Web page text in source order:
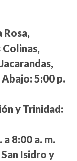
Rosa,
5:00 p.
y Trinidad:
a 8:00 a. m.
Isidro y